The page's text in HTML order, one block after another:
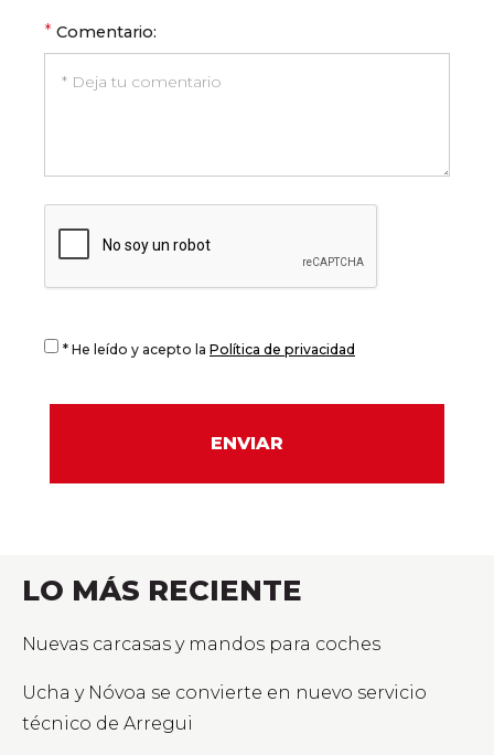
* Comentario:
* He leído y acepto la Política de privacidad
LO MÁS RECIENTE
Nuevas carcasas y mandos para coches
Ucha y Nóvoa se convierte en nuevo servicio
técnico de Arregui